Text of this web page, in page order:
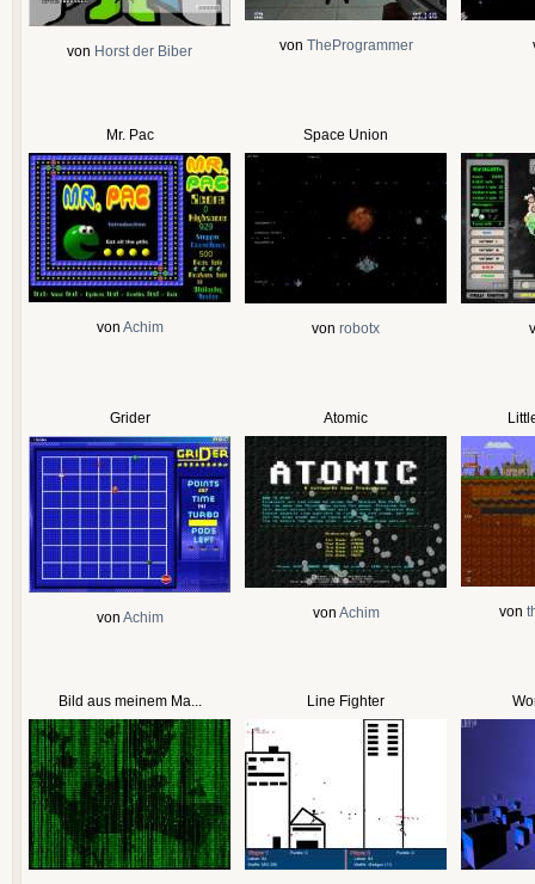
von Horst der Biber von TheProgrammer
Mr. Pac
von Achim
Space Union
von robotx
Grider
von Achim
Atomic
von Achim von
Bild aus meinem Ma... Line Fighter